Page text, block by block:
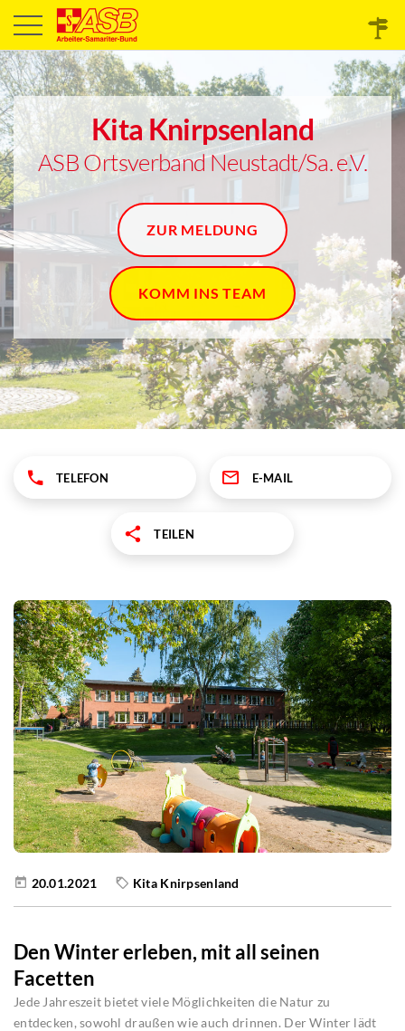
Kita Knirpsenland
ASB Ortsverband Neustadt/Sa. e.V.
ZUR MELDUNG
KOMM INS TEAM
TELEFON E-MAIL
TEILEN
20.01.2021 Kita Knirpsenland
Den Winter erleben, mit all seinen
Facetten
Jede Jahreszeit bietet viele Möglichkeiten die Natur zu
entdecken, sowohl draußen wie auch drinnen. Der Winter lädt